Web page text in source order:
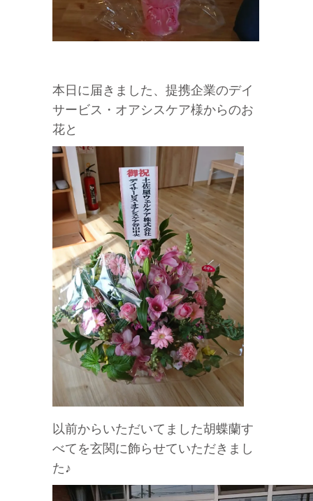
本日に届きました、提携企業のデイ
サービス・オアシスケア様からのお
花と
以前からいただいてました胡蝶蘭す
べてを玄関に飾らせていただきまし
た♪